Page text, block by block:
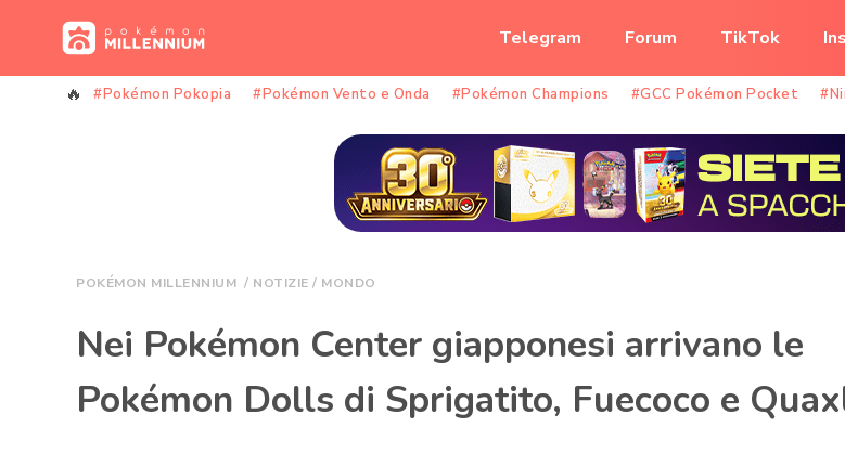
Telegram Forum TikTok
#Pokémon Pokopia #Pokémon Vento e Onda #Pokémon Champions #GCC Pokémon Pocket
POKÉMON MILLENNIUM / NOTIZIE / MONDO
Nei Pokémon Center giapponesi arrivano le
Pokémon Dolls di Sprigatito, Fuecoco e